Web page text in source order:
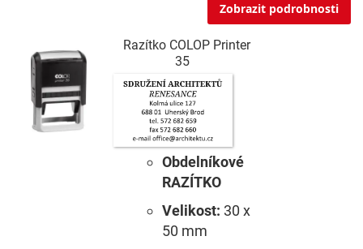
Zobrazit podrobnosti
Razítko COLOP Printer
35
Obdelníkové
RAZÍTKO
Velikost: 30 x
50 mm